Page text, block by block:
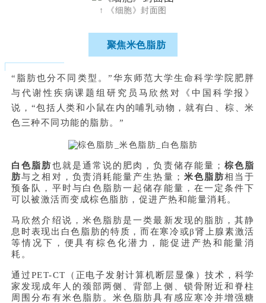
↑ 《细胞》封面图
聚焦米色脂肪
“脂肪也分不同类型。”华东师范大学生命科学学院肥胖
与代谢性疾病课题组研究员马欣然对《中国科学报》
说，“包括人类和小鼠在内的哺乳动物，就有白、棕、米
色三种不同功能的脂肪。”
白色脂肪也就是通常说的肥肉，负责储存能量； 棕色脂
肪与之相对，负责消耗能量产生热量； 米色脂肪相当于
预备队，平时与白色脂肪一起储存能量，在一定条件下
可以被激活而变成棕色脂肪，促进产热和能量消耗。
马欣然介绍说，米色脂肪是一类最新发现的脂肪，其静
息时表现出白色脂肪的特质，而在寒冷或β肾上腺素激活
等情况下，便具有棕色化潜力，能促进产热和能量消
耗。
通过PET-CT（正电子发射计算机断层显像）技术，科学
家发现成年人的颈部两侧、背部上侧、锁骨附近和脊柱
周围分布有米色脂肪。米色脂肪具有感应寒冷并增强糖